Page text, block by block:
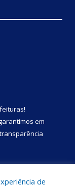
!
em
de